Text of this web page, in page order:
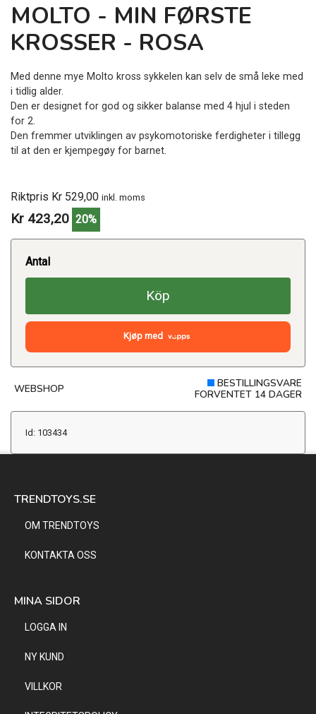
MOLTO - MIN FØRSTE
KROSSER - ROSA
Med denne mye Molto kross sykkelen kan selv de små leke med
i tidlig alder.
Den er designet for god og sikker balanse med 4 hjul i steden
for 2.
Den fremmer utviklingen av psykomotoriske ferdigheter i tillegg
til at den er kjempegøy for barnet.
Riktpris Kr 529,00 inkl. moms
Kr 423,20 20%
Antal
Köp
Kjøp med
WEBSHOP
BESTILLINGSVARE
FORVENTET 14 DAGER
Id: 103434
TRENDTOYS.SE
OM TRENDTOYS
KONTAKTA OSS
MINA SIDOR
LOGGA IN
NY KUND
VILLKOR